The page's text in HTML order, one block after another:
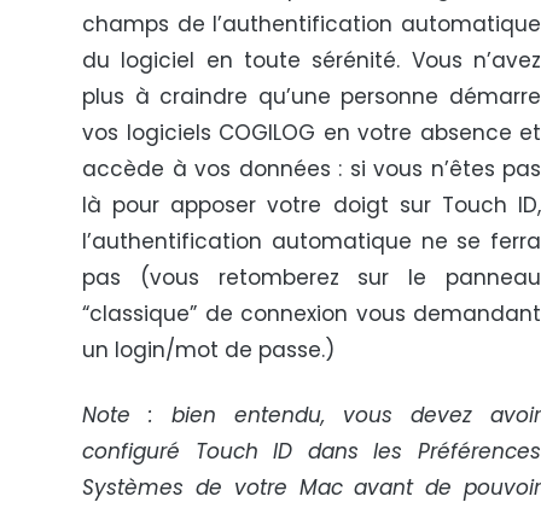
champs de l’authentification automatique
du logiciel en toute sérénité. Vous n’avez
plus à craindre qu’une personne démarre
vos logiciels COGILOG en votre absence et
accède à vos données : si vous n’êtes pas
là pour apposer votre doigt sur Touch ID,
l’authentification automatique ne se ferra
pas (vous retomberez sur le panneau
“classique” de connexion vous demandant
un login/mot de passe.)
Note : bien entendu, vous devez avoir
configuré Touch ID dans les Préférences
Systèmes de votre Mac avant de pouvoir